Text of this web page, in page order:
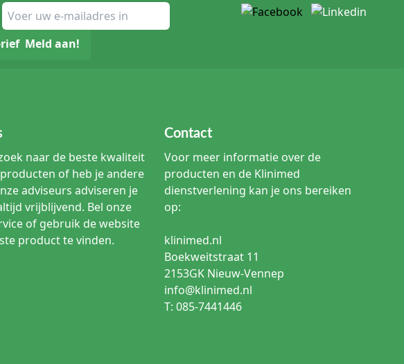
Meld aan!
naar de beste kwaliteit
of heb je andere
adviseurs adviseren je
vrijblijvend. Bel onze
of gebruik de website
product te vinden.
Contact
Voor meer informatie over de
producten en de Klinimed
dienstverlening kan je ons bereiken
op:
klinimed.nl
Boekweitstraat 11
2153GK Nieuw-Vennep
info@klinimed.nl
T: 085-7441446